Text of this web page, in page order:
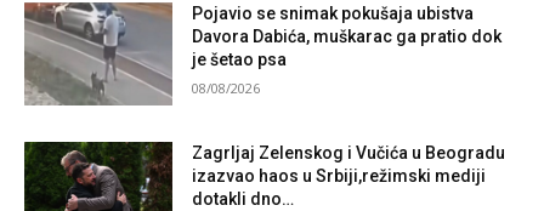
Pojavio se snimak pokušaja ubistva
Davora Dabića, muškarac ga pratio dok
je šetao psa
08/08/2026
Zagrljaj Zelenskog i Vučića u Beogradu
izazvao haos u Srbiji,režimski mediji
dotakli dno…